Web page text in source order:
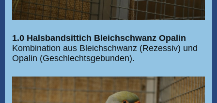
1.0 Halsbandsittich Bleichschwanz Opalin
Kombination aus Bleichschwanz (Rezessiv) und
Opalin (Geschlechtsgebunden).